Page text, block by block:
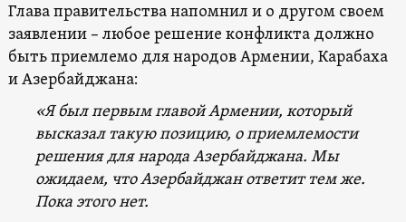
Глава правительства напомнил и о другом своем
заявлении – любое решение конфликта должно
быть приемлемо для народов Армении, Карабаха
и Азербайджана:
«Я был первым главой Армении, который
высказал такую позицию, о приемлемости
решения для народа Азербайджана. Мы
ожидаем, что Азербайджан ответит тем же.
Пока этого нет.